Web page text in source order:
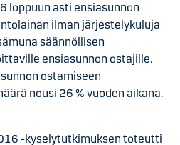
loppuun asti ensiasunnon
ilman järjestelykuluja
säännöllisen
ensiasunnon ostajille.
ostamiseen
nousi 26 % vuoden aikana.
-kyselytutkimuksen toteutti